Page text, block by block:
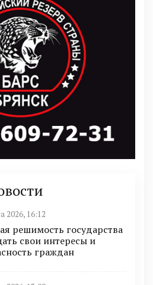
2026, 16:12
решимость государства
свои интересы и
граждан